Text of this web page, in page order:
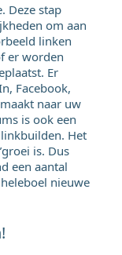
Deze stap
om aan
linken
er worden
Er
Facebook,
naar uw
is ook een
Het
is. Dus
een aantal
nieuwe